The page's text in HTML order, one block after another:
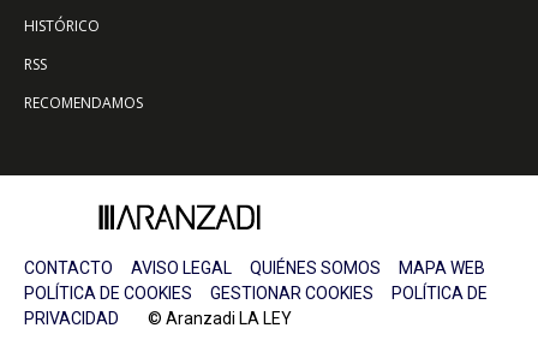
HISTÓRICO
RSS
RECOMENDAMOS
CONTACTO AVISO LEGAL QUIÉNES SOMOS
MAPA WEB
POLÍTICA DE COOKIES
GESTIONAR COOKIES
POLÍTICA DE
PRIVACIDAD © Aranzadi LA LEY